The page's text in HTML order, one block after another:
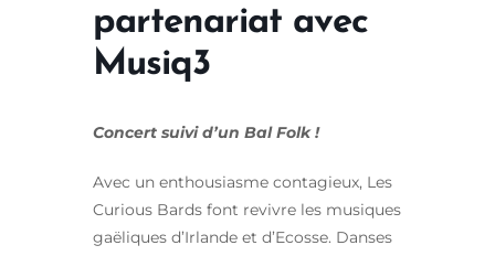
partenariat avec
Musiq3
Concert suivi d’un Bal Folk !
Avec un enthousiasme contagieux, Les
Curious Bards font revivre les musiques
gaëliques d’Irlande et d’Ecosse. Danses